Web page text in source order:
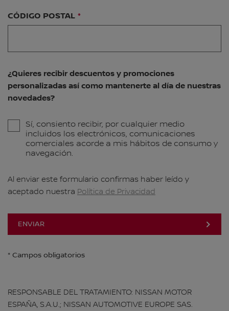
CÓDIGO POSTAL
¿Quieres recibir descuentos y promociones
personalizadas así como mantenerte al día de nuestras
novedades?
Sí, consiento recibir, por cualquier medio
incluidos los electrónicos, comunicaciones
comerciales acorde a mis hábitos de consumo y
navegación.
Al enviar este formulario confirmas haber leído y
aceptado nuestra Política de Privacidad
ENVIAR
* Campos obligatorios
RESPONSABLE DEL TRATAMIENTO: NISSAN MOTOR
ESPAÑA, S.A.U.; NISSAN AUTOMOTIVE EUROPE SAS.